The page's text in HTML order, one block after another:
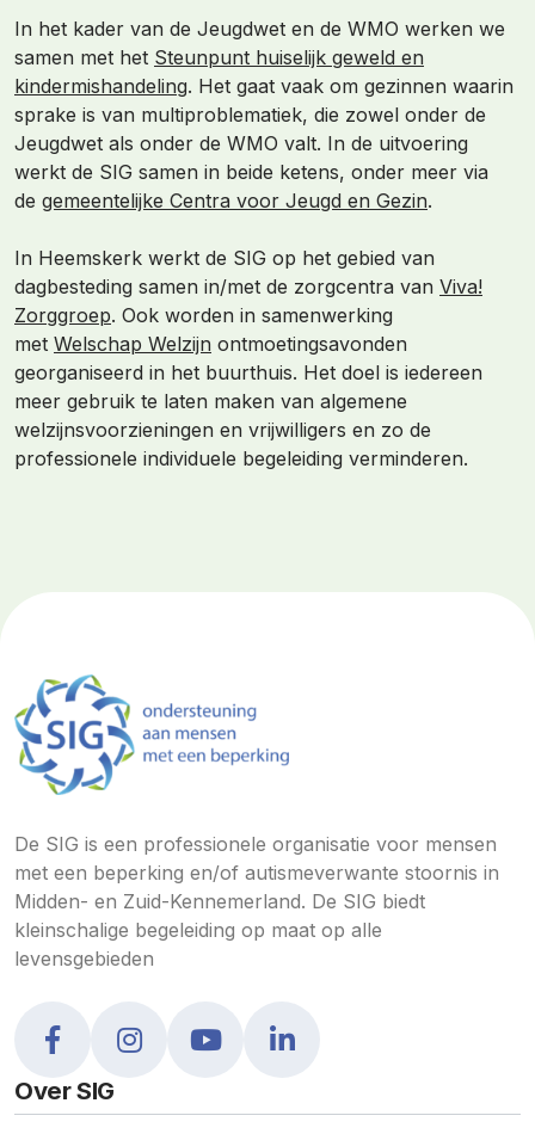
In het kader van de Jeugdwet en de WMO werken we
samen met het Steunpunt huiselijk geweld en
kindermishandeling. Het gaat vaak om gezinnen waarin
sprake is van multiproblematiek, die zowel onder de
Jeugdwet als onder de WMO valt. In de uitvoering
werkt de SIG samen in beide ketens, onder meer via
de gemeentelijke Centra voor Jeugd en Gezin.
In Heemskerk werkt de SIG op het gebied van
dagbesteding samen in/met de zorgcentra van Viva!
Zorggroep. Ook worden in samenwerking
met Welschap Welzijn ontmoetingsavonden
georganiseerd in het buurthuis. Het doel is iedereen
meer gebruik te laten maken van algemene
welzijnsvoorzieningen en vrijwilligers en zo de
professionele individuele begeleiding verminderen.
De SIG is een professionele organisatie voor mensen
met een beperking en/of autismeverwante stoornis in
Midden- en Zuid-Kennemerland. De SIG biedt
kleinschalige begeleiding op maat op alle
levensgebieden
Over SIG